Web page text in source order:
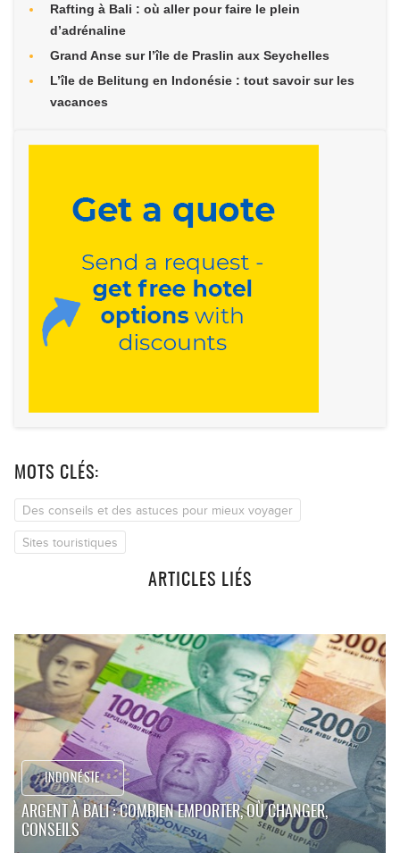
Rafting à Bali : où aller pour faire le plein
d’adrénaline
Grand Anse sur l’île de Praslin aux Seychelles
L’île de Belitung en Indonésie : tout savoir sur les
vacances
MOTS CLÉS:
Des conseils et des astuces pour mieux voyager
Sites touristiques
ARTICLES LIÉS
INDONÉSIE
ARGENT À BALI : COMBIEN EMPORTER, OÙ CHANGER,
CONSEILS